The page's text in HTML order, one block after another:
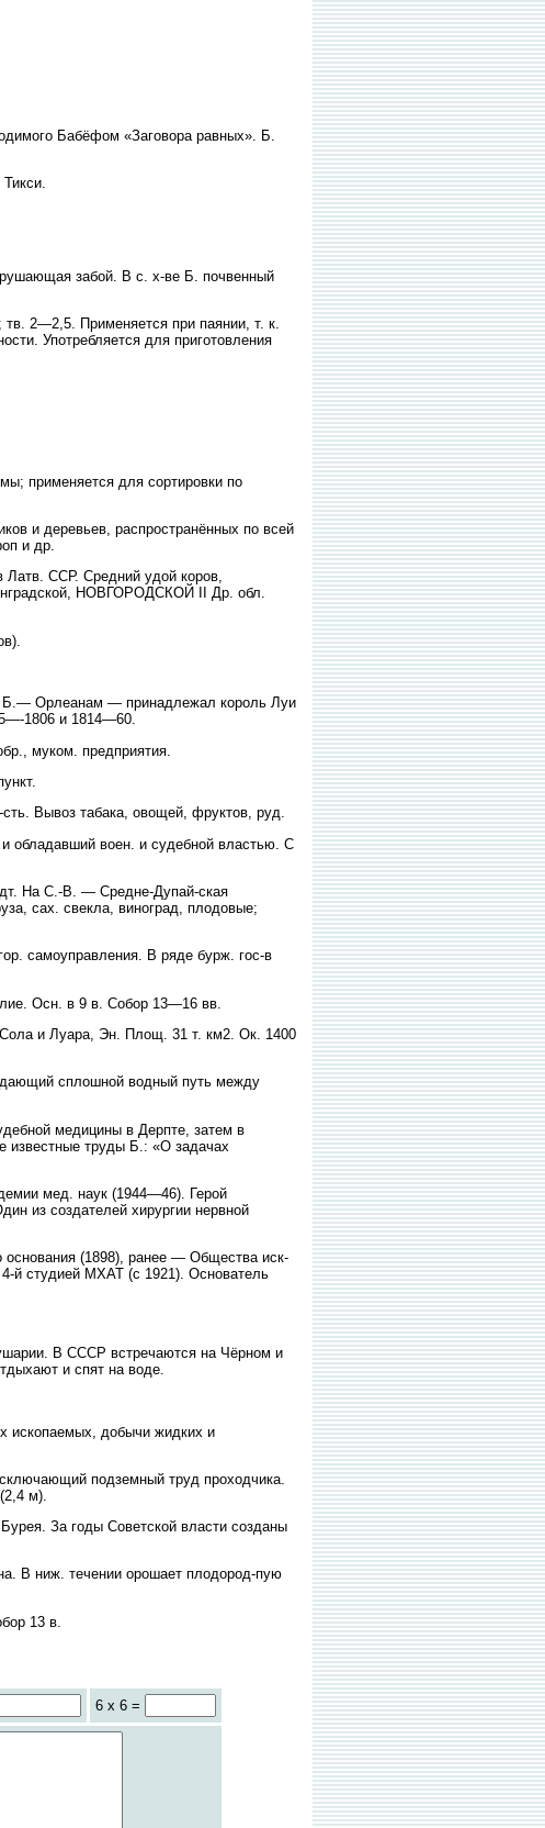
Бабёфом «Заговора равных». Б.
забой. В с. х-ве Б. почвенный
2—2,5. Применяется при паянии, т. к.
Употребляется для приготовления
применяется для сортировки по
и деревьев, распространённых по всей
и др.
ССР. Средний удой коров,
НОВГОРОДСКОЙ II Др. обл.
Б.— Орлеанам — принадлежал король Луи
1806 и 1814—60.
муком. предприятия.
Вывоз табака, овощей, фруктов, руд.
обладавший воен. и судебной властью. С
На С.-В. — Средне-Дупай-ская
сах. свекла, виноград, плодовые;
самоуправления. В ряде бурж. гос-в
Осн. в 9 в. Собор 13—16 вв.
и Луара, Эн. Площ. 31 т. км2. Ок. 1400
сплошной водный путь между
медицины в Дерпте, затем в
известные труды Б.: «О задачах
мед. наук (1944—46). Герой
из создателей хирургии нервной
(1898), ранее — Общества иск-
й студией МХАТ (с 1921). Основатель
В СССР встречаются на Чёрном и
и спят на воде.
ископаемых, добычи жидких и
подземный труд проходчика.
м).
За годы Советской власти созданы
В ниж. течении орошает плодород-пую
13 в.
6 x 6 =